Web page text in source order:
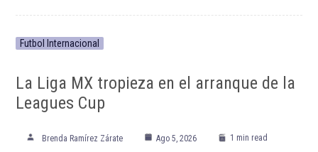
Futbol Internacional
La Liga MX tropieza en el arranque de la
Leagues Cup
Brenda Ramírez Zárate Ago 5, 2026 1 min read